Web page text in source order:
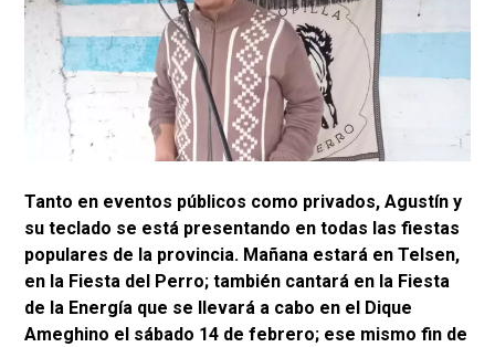
Tanto en eventos públicos como privados, Agustín y
su teclado se está presentando en todas las fiestas
populares de la provincia. Mañana estará en Telsen,
en la Fiesta del Perro; también cantará en la Fiesta
de la Energía que se llevará a cabo en el Dique
Ameghino el sábado 14 de febrero; ese mismo fin de